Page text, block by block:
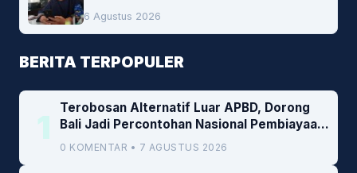
6 Agustus 2026
BERITA TERPOPULER
1
Terobosan Alternatif Luar APBD, Dorong
Bali Jadi Percontohan Nasional Pembiayaan
Daerah
0 KOMENTAR • 7 AGUSTUS 2026